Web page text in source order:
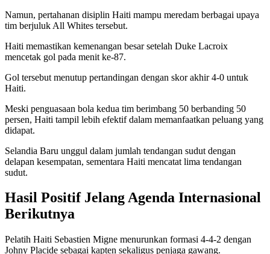
Namun, pertahanan disiplin Haiti mampu meredam berbagai upaya
tim berjuluk All Whites tersebut.
Haiti memastikan kemenangan besar setelah Duke Lacroix
mencetak gol pada menit ke-87.
Gol tersebut menutup pertandingan dengan skor akhir 4-0 untuk
Haiti.
Meski penguasaan bola kedua tim berimbang 50 berbanding 50
persen, Haiti tampil lebih efektif dalam memanfaatkan peluang yang
didapat.
Selandia Baru unggul dalam jumlah tendangan sudut dengan
delapan kesempatan, sementara Haiti mencatat lima tendangan
sudut.
Hasil Positif Jelang Agenda Internasional
Berikutnya
Pelatih Haiti Sebastien Migne menurunkan formasi 4-4-2 dengan
Johny Placide sebagai kapten sekaligus penjaga gawang.